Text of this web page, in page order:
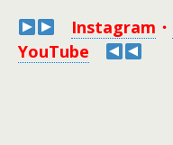
Instagram ・
YouTube